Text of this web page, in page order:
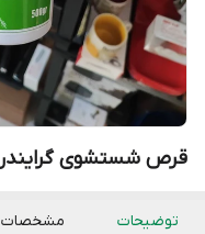
قرص شستشوی گرایندر
توضیحات مشخصات